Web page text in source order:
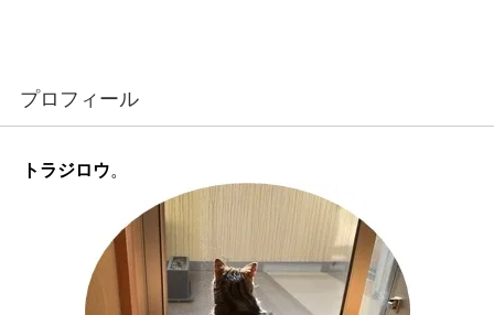
プロフィール
トラジロウ。